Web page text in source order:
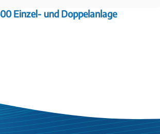
Einzel- und Doppelanlage